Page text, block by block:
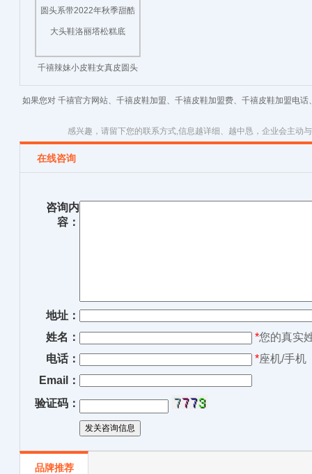
千禧辣妹小皮鞋女真皮圆头
系带2022年秋季甜酷大头鞋
如果您对 千禧官方网站、千禧皮鞋加盟、千禧皮鞋加盟费、千禧皮鞋加盟电
感兴趣，请留下您的联系方式,信息越详细、越中恳，企业会主动
在线咨询
咨询内
容：
地址：
姓名：
*您的真实
电话：
*座机/手机
Email：
验证码：
品牌推荐